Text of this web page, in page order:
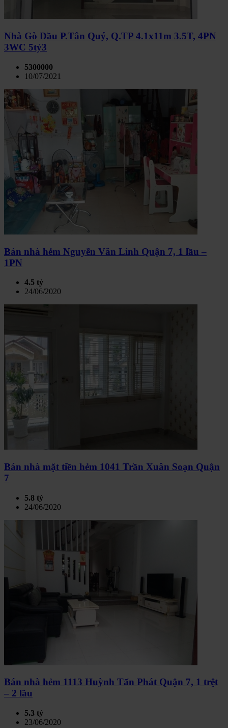
Nhà Gò Dầu P.Tân Quý, Q.TP 4.1x11m 3.5T, 4PN
3WC 5tỷ3
5300000
10/07/2021
Bán nhà hẻm Nguyễn Văn Linh Quận 7, 1 lầu –
1PN
4.5 tỷ
24/06/2020
Bán nhà mặt tiền hẻm 1041 Trần Xuân Soạn Quận
7
5.8 tỷ
24/06/2020
Bán nhà hẻm 1113 Huỳnh Tấn Phát Quận 7, 1 trệt
– 2 lầu
5.3 tỷ
23/06/2020